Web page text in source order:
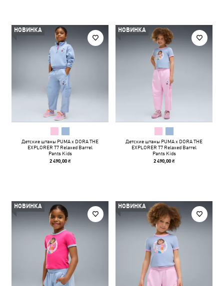
НОВИНКА
Детские штаны PUMA x DORA THE
EXPLORER T7 Relaxed Barrel
Pants Kids
2 490,00 ₴
НОВИНКА
Детские штаны PUMA x DORA THE
EXPLORER T7 Relaxed Barrel
Pants Kids
2 490,00 ₴
НОВИНКА НОВИНКА